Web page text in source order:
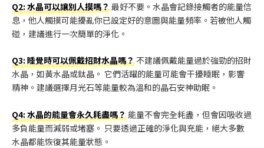
Q2: 水晶可以讓別人摸嗎？最好不要。水晶會記錄接觸者的能量信
息，他人觸摸可能擾亂你已設定好的意圖與能量頻率。若被他人觸
碰，建議進行一次簡單的淨化。
Q3: 睡覺時可以佩戴招財水晶嗎？不建議佩戴能量過於強勁的招財
水晶，如黃水晶或鈦晶。 它們活躍的能量可能會干擾睡眠，影響
精神。建議選擇月光石等能量較為溫和的晶石安神助眠。
Q4: 水晶的能量會永久耗盡嗎？ 能量不會完全耗盡，但會因吸收過
多負能量而減弱或堵塞。 只要透過正確的淨化與充能，絕大多數
水晶都能恢復其能量狀態。